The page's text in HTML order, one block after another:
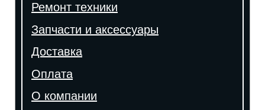
Ремонт техники
Запчасти и аксессуары
Доставка
Оплата
О компании